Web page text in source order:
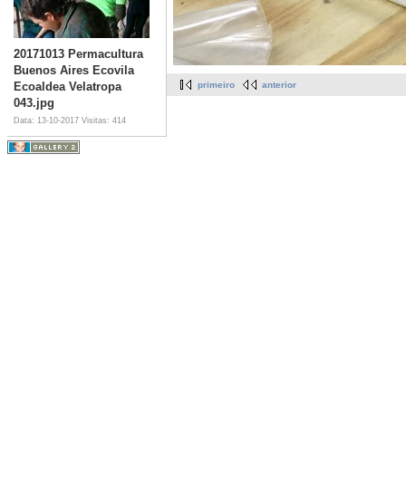
20171013 Permacultura
Buenos Aires Ecovila
Ecoaldea Velatropa
043.jpg
Data: 13-10-2017 Visitas: 414
primeiro anterior